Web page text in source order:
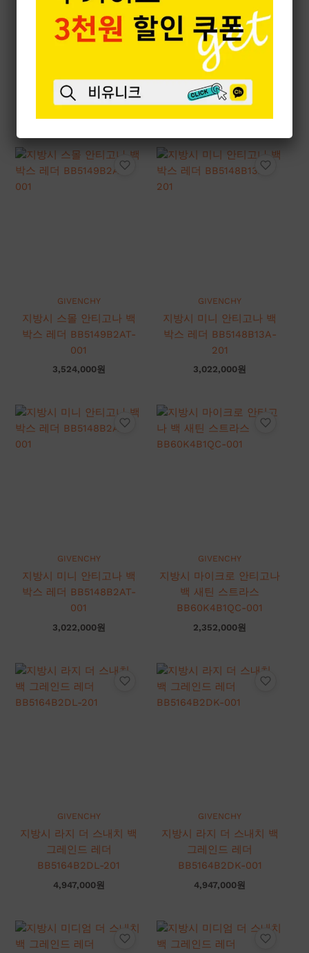
GIVENCHY
박스 레더 BB50TNB13A-
105
GIVENCHY
지방시 스몰 안티고나 백
박스 레더 BB5149B13A-
206
GIVENCHY
지방시 스몰 안티고나 백
박스 레더 BB5149B2AT-
001
3,524,000원
GIVENCHY
지방시 미니 안티고나 백
박스 레더 BB5148B13A-
201
3,022,000원
GIVENCHY
지방시 미니 안티고나 백
박스 레더 BB5148B2AT-
001
3,022,000원
GIVENCHY
지방시 마이크로 안티고나
백 새틴 스트라스
BB60K4B1QC-001
2,352,000원
GIVENCHY
지방시 라지 더 스내치 백
그레인드 레더
BB5164B2DL-201
4,947,000원
GIVENCHY
지방시 라지 더 스내치 백
그레인드 레더
BB5164B2DK-001
4,947,000원